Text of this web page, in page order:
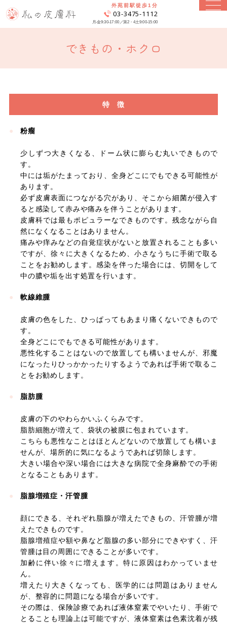
外苑前駅徒歩1分
03-3475-1112
月-金9:30-17:00／第2・4土9:00-15:00
できもの・ホクロ
特 徴
粉瘤
少しずつ大きくなる、ドーム状に膨らむ丸いできもので
す。
中には垢がたまっており、全身どこにでもできる可能性が
あります。
必ず皮膚表面につながる穴があり、そこから細菌が侵入す
ると感染して赤みや痛みを伴うことがあります。
皮膚科では最もポピュラーなできものです。残念ながら自
然になくなることはありません。
痛みや痒みなどの自覚症状がないと放置されることも多い
ですが、徐々に大きくなるため、小さなうちに手術で取る
ことをお勧めします。感染を伴った場合には、切開をして
中の膿や垢を出す処置を行います。
軟線維腫
皮膚の色をした、ひっぱってもあまり痛くないできもので
す。
全身どこにでもできる可能性があります。
悪性化することはないので放置しても構いませんが、邪魔
になったりひっかかったりするようであれば手術で取るこ
とをお勧めします。
脂肪腫
皮膚の下のやわらかいふくらみです。
脂肪細胞が増えて、袋状の被膜に包まれています。
こちらも悪性なことはほとんどないので放置しても構いま
せんが、場所的に気になるようであれば切除します。
大きい場合や深い場合には大きな病院で全身麻酔での手術
となることもあります。
脂腺増殖症・汗管腫
顔にできる、それぞれ脂腺が増えたできもの、汗管腫が増
えたできものです。
脂腺増殖症や額や鼻など脂腺の多い部分にできやすく、汗
管腫は目の周囲にできることが多いです。
加齢に伴い徐々に増えます。特に原因はわかっていませ
ん。
増えたり大きくなっても、医学的には問題はありません
が、整容的に問題になる場合が多いです。
その際は、保険診療であれば液体窒素でやいたり、手術で
とることも理論上は可能ですが、液体窒素は色素沈着が残